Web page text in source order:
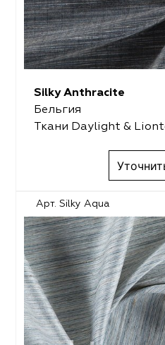
Silky Anthracite
Бельгия
Ткани Daylight &
Арт. Silky Aqua